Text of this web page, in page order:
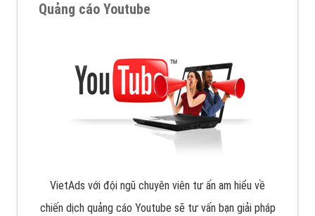
Quảng cáo Youtube
VietAds với đội ngũ chuyên viên tư ấn am hiểu về
chiến dịch quảng cáo Youtube sẽ tư vấn bạn giải pháp